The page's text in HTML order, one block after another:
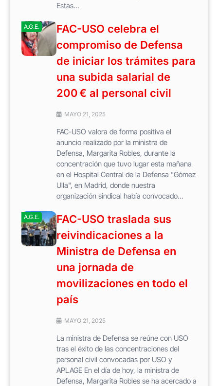
Estas...
A.G.E.
FAC-USO celebra el
compromiso de Defensa
de iniciar los trámites para
una subida salarial de
200 € al personal civil
MAYO 21, 2025
FAC-USO valora de forma positiva el
anuncio realizado por la ministra de
Defensa, Margarita Robles, durante la
concentración que tuvo lugar esta mañana
en el Hospital Central de la Defensa "Gómez
Ulla", en Madrid, donde nuestra
organización sindical había convocado...
A.G.E.
FAC-USO traslada sus
reivindicaciones a la
Ministra de Defensa en
una jornada de
movilizaciones en todo el
país
MAYO 21, 2025
La ministra de Defensa se reúne con USO
tras el éxito de las concentraciones del
personal civil convocadas por USO y
APLAGE En el día de hoy, la ministra de
Defensa, Margarita Robles se ha acercado a